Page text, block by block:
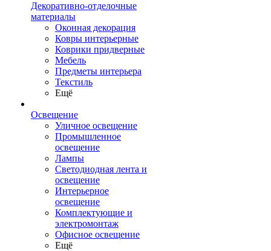
Декоративно-отделочные
материалы
Оконная декорация
Ковры интерьерные
Коврики придверные
Мебель
Предметы интерьера
Текстиль
Ещё
Освещение
Уличное освещение
Промышленное
освещение
Лампы
Светодиодная лента и
освещение
Интерьерное
освещение
Комплектующие и
электромонтаж
Офисное освещение
Ещё